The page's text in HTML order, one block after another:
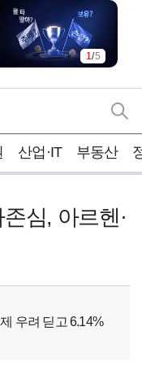
1/5
산업·IT 부동산
심, 아르헨·
우려 딛고 6.14%